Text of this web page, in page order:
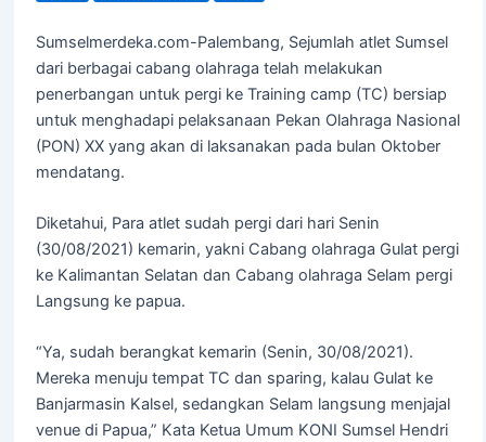
Sumselmerdeka.com-Palembang, Sejumlah atlet Sumsel
dari berbagai cabang olahraga telah melakukan
penerbangan untuk pergi ke Training camp (TC) bersiap
untuk menghadapi pelaksanaan Pekan Olahraga Nasional
(PON) XX yang akan di laksanakan pada bulan Oktober
mendatang.
Diketahui, Para atlet sudah pergi dari hari Senin
(30/08/2021) kemarin, yakni Cabang olahraga Gulat pergi
ke Kalimantan Selatan dan Cabang olahraga Selam pergi
Langsung ke papua.
“Ya, sudah berangkat kemarin (Senin, 30/08/2021).
Mereka menuju tempat TC dan sparing, kalau Gulat ke
Banjarmasin Kalsel, sedangkan Selam langsung menjajal
venue di Papua,” Kata Ketua Umum KONI Sumsel Hendri